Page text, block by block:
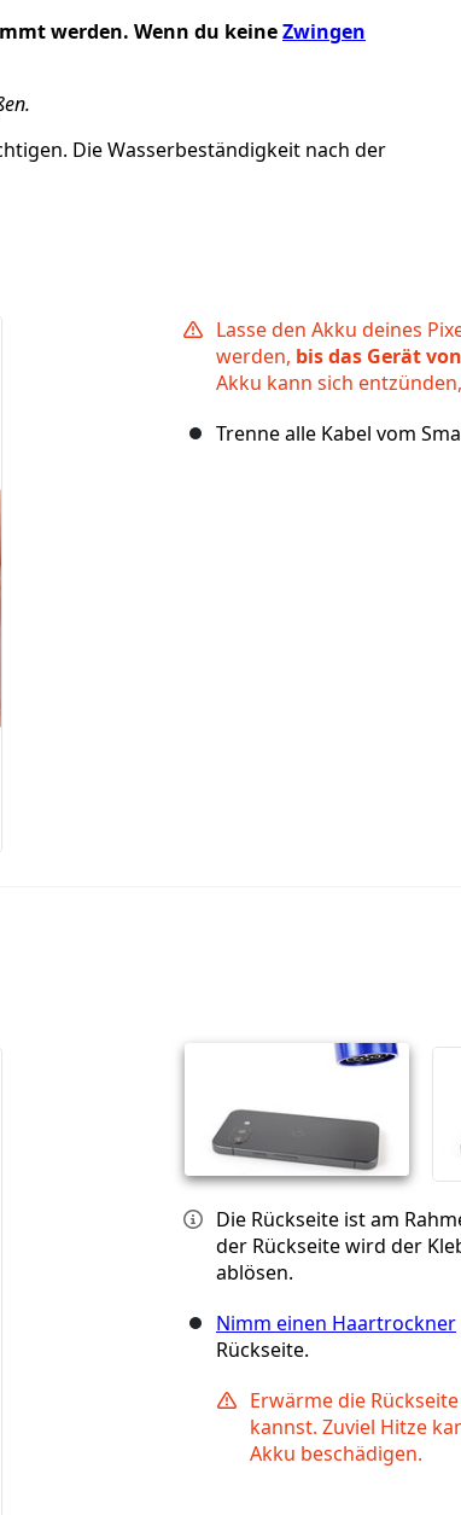
werden. Wenn du keineZwingen
Die Wasserbeständigkeit nach der
Lasse den Akku deines
werden, bis das Gerät
Akku kann sich
Trenne alle Kabel vom
Die Rückseite ist am
der Rückseite wird der
ablösen.
Nimm einen Haartrockner
Rückseite.
Erwärme die
kannst. Zuviel Hitze
Akku beschädigen.